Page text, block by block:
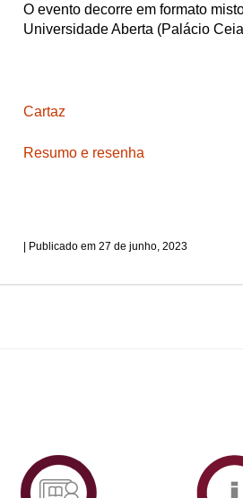
O evento decorre em formato
Universidade Aberta (Palácio
Cartaz
Resumo e resenha
27 de junho, 2023
PlataformAberta